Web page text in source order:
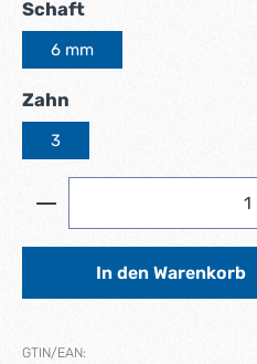
Schaftauswählen
6 mm
Zahn
3
Produkt Anzahl: Gib
In den Warenkorb
GTIN/EAN: